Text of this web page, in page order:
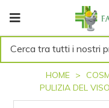
Cerca tra tutti i nostri
HOME
PULIZIA DEL VISO